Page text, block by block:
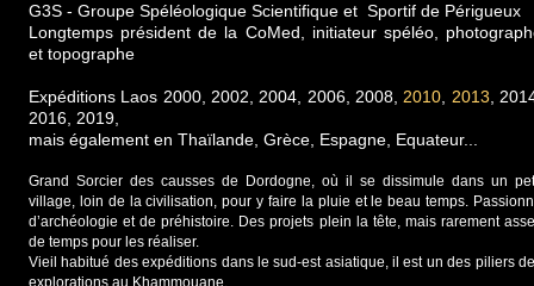
G3S - Groupe Spéléologique Scientifique et Sportif de Périgueux
Longtemps président de la CoMed, initiateur spéléo,
et topographe
Expéditions Laos 2000, 2002, 2004, 2006, 2008, 2010 2013 ,
2016, 2019,
mais également en Thaïlande, Grèce, Espagne, Equateur...
Grand Sorcier des causses de Dordogne, où il se dissimule dans un
village, loin de la civilisation, pour y faire la pluie et le beau temps.
d’archéologie et de préhistoire. Des projets plein la tête, mais rarement
de temps pour les réaliser.
Vieil habitué des expéditions dans le sud-est asiatique, il est un des piliers
explorations au Khammouane.